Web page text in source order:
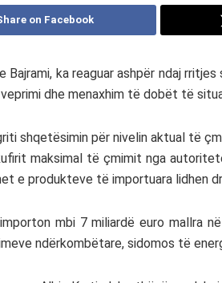
on Facebook
Bajrami, ka reaguar ashpër ndaj
dhe menaxhim të dobët të
shqetësimin për nivelin aktual të
maksimal të çmimit nga
e produkteve të importuara lidhen
mbi 7 miliardë euro mallra
ndërkombëtare, sidomos të